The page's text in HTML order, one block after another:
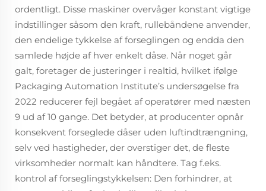
ordentligt. Disse maskiner overvåger konstant vigtige
indstillinger såsom den kraft, rullebåndene anvender,
den endelige tykkelse af forseglingen og endda den
samlede højde af hver enkelt dåse. Når noget går
galt, foretager de justeringer i realtid, hvilket ifølge
Packaging Automation Institute’s undersøgelse fra
2022 reducerer fejl begået af operatører med næsten
9 ud af 10 gange. Det betyder, at producenter opnår
konsekvent forseglede dåser uden luftindtrængning,
selv ved hastigheder, der overstiger det, de fleste
virksomheder normalt kan håndtere. Tag f.eks.
kontrol af forseglingstykkelsen: Den forhindrer, at